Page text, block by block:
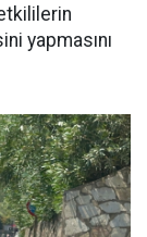
yapmasını